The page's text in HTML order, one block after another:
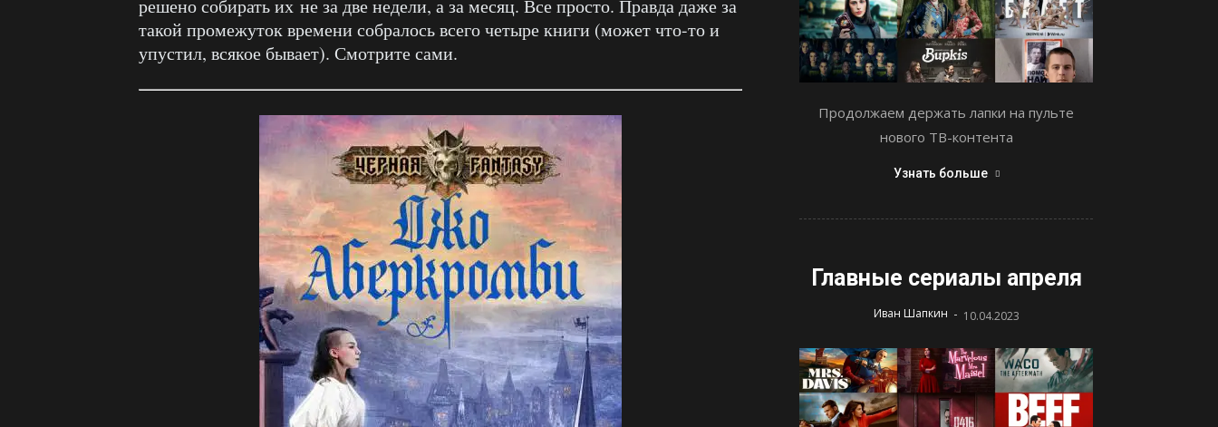
решено собирать их не за две недели, а за месяц. Все просто. Правда даже за
такой промежуток времени собралось всего четыре книги (может что-то и
упустил, всякое бывает). Смотрите сами.
Продолжаем держать лапки на пульте
нового ТВ-контента
Узнать больше
Главные сериалы апреля
Иван Шапкин - 10.04.2023